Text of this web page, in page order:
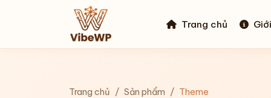
Trang chủ
Trang chủ Sản phẩm Theme